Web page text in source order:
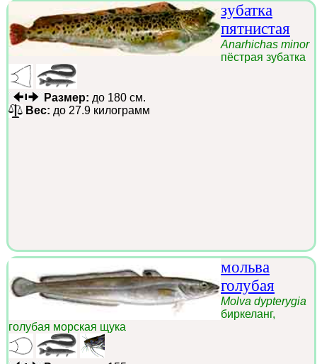
зубатка
пятнистая
Anarhichas minor
пёстрая зубатка
Размер: до 180 см.
Вес: до 27.9 килограмм
мольва
голубая
Molva dypterygia
биркеланг,
голубая морская щука